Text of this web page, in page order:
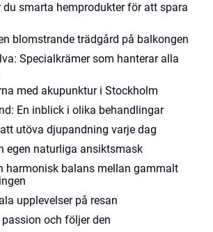
du smarta hemprodukter för att spara
blomstrande trädgård på balkongen
Specialkrämer som hanterar alla
med akupunktur i Stockholm
En inblick i olika behandlingar
utöva djupandning varje dag
egen naturliga ansiktsmask
harmonisk balans mellan gammalt
upplevelser på resan
och följer den